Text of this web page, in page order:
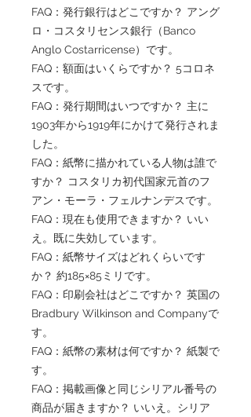
FAQ：発行銀行はどこですか？ アング
ロ・コスタリセンス銀行（Banco
Anglo Costarricense）です。
FAQ：額面はいくらですか？ 5コロネ
スです。
FAQ：発行期間はいつですか？ 主に
1903年から1919年にかけて発行されま
した。
FAQ：紙幣に描かれている人物は誰で
すか？ コスタリカ初代国家元首のフ
アン・モーラ・フェルナンデスです。
FAQ：現在も使用できますか？ いい
え。既に失効しています。
FAQ：紙幣サイズはどれくらいです
か？ 約185×85ミリです。
FAQ：印刷会社はどこですか？ 英国の
Bradbury Wilkinson and Companyで
す。
FAQ：紙幣の素材は何ですか？ 紙製で
す。
FAQ：掲載画像と同じシリアル番号の
商品が届きますか？ いいえ。シリア